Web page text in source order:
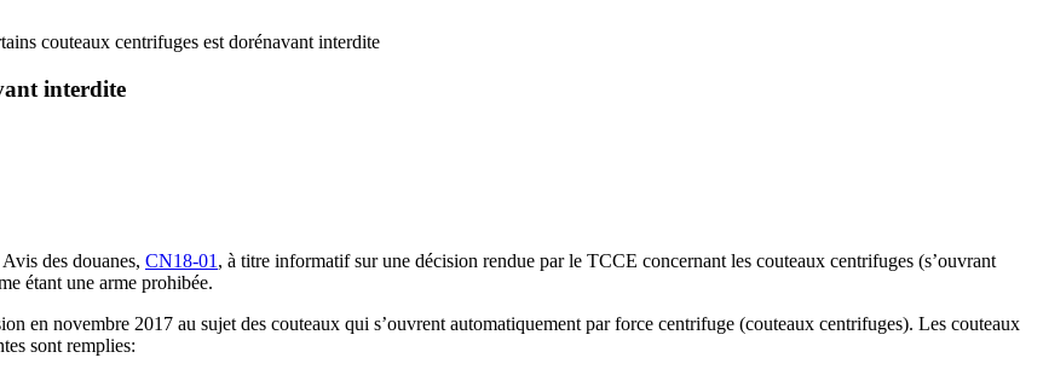
couteaux centrifuges est dorénavant interdite
interdite
des douanes, CN18-01, à titre informatif sur une décision rendue par le TCCE concernant les couteaux centrifuges (s’ouvrant
étant une arme prohibée.
en novembre 2017 au sujet des couteaux qui s’ouvrent automatiquement par force centrifuge (couteaux centrifuges). Les couteaux
sont remplies: